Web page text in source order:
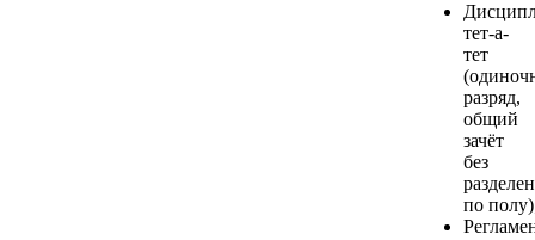
тет-а-
тет
разряд,
общий
зачёт
без
по